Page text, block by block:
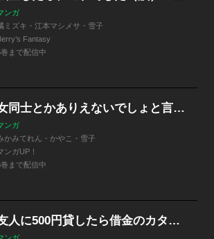
ンガ
ミズキ・江本マシメサ・雪子
Fantasy
まで配信中
女同士とかありえないでしょと言い張る女の子を、百日間で徹底的に落とす百合のお話
ンガ
かみてれん・かやこ・雪子
ンガUP！
まで配信中
友人に500円貸したら借金のカタに妹をよこしてきたのだけれど、俺は一体どうすればいいんだろう